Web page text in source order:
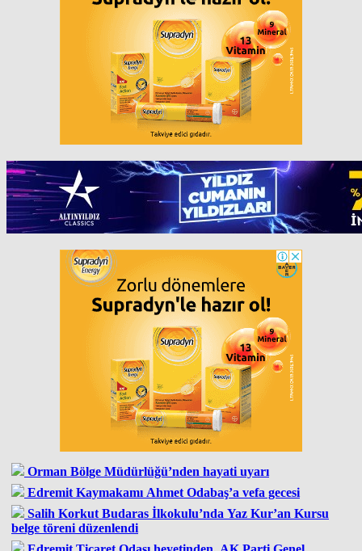
Orman Bölge Müdürlüğü’nden hayati uyarı
Edremit Kaymakamı Ahmet Odabaş’a vefa gecesi
Salih Korkut Budaras İlkokulu’nda Yaz Kur’an Kursu
belge töreni düzenlendi